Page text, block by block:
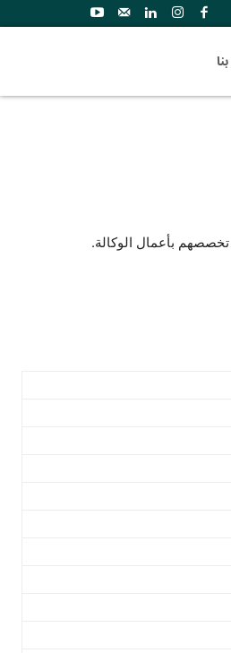
تخصصهم بأعمال الوكالة.